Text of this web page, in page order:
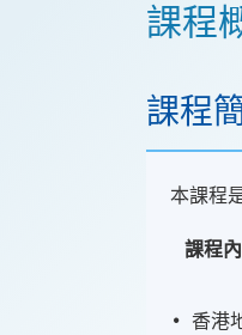
課程
課程
本課
課程內
香港